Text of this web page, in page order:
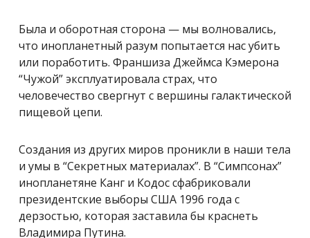
Была и оборотная сторона — мы волновались,
что инопланетный разум попытается нас убить
или поработить. Франшиза Джеймса Кэмерона
“Чужой” эксплуатировала страх, что
человечество свергнут с вершины галактической
пищевой цепи.
Создания из других миров проникли в наши тела
и умы в “Секретных материалах”. В “Симпсонах”
инопланетяне Канг и Кодос сфабриковали
президентские выборы США 1996 года с
дерзостью, которая заставила бы краснеть
Владимира Путина.